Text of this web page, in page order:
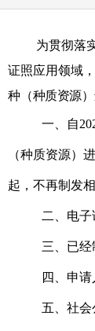
为贯彻落
证照应用领域
种 （种质资源）
一、自
（种质资源）
起，不再制发
二、电
三、已经
四、申
五、社